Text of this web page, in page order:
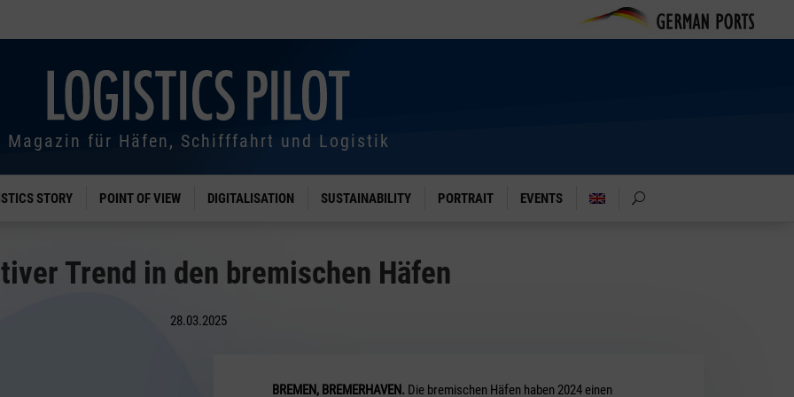
Magazin für Häfen, Schifffahrt und Logistik
STORY POINT OF VIEW DIGITALISATION SUSTAINABILITY PORTRAIT EVENTS
Trend in den bremischen Häfen
28.03.2025
BREMEN, BREMERHAVEN. Die bremischen Häfen haben 2024 einen